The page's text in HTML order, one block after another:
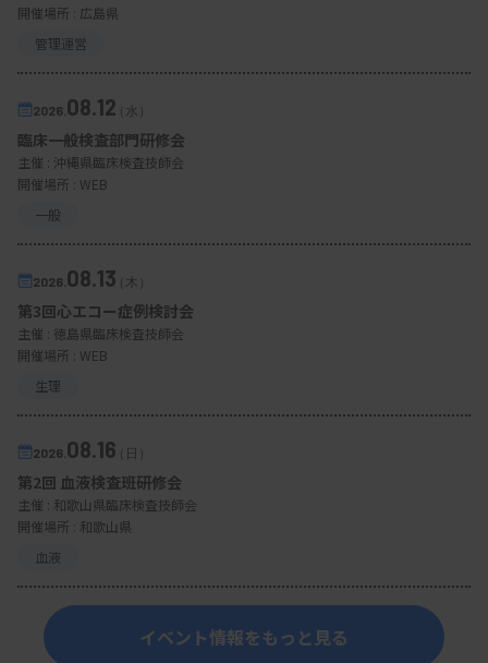
開催場所 : 広島県
管理運営
2026. 08.12（水）
臨床一般検査部門研修会
主催 : 沖縄県臨床検査技師会
開催場所 : WEB
一般
2026. 08.13（木）
第3回心エコー症例検討会
主催 : 徳島県臨床検査技師会
開催場所 : WEB
生理
2026. 08.16（日）
第2回 血液検査班研修会
主催 : 和歌山県臨床検査技師会
開催場所 : 和歌山県
血液
イベント情報をもっと見る